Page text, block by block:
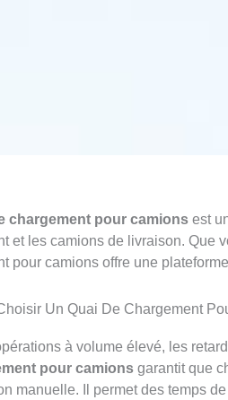
chargement pour camions est
et les camions de livraison. Que
pour camions offre une
Un Quai De Chargement
à volume élevé, les
pour camions garantit que
manuelle. Il permet des temps